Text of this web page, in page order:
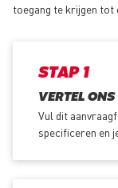
toegang te krijgen tot
STAP 1
VERTEL
Vul dit
specificeren en